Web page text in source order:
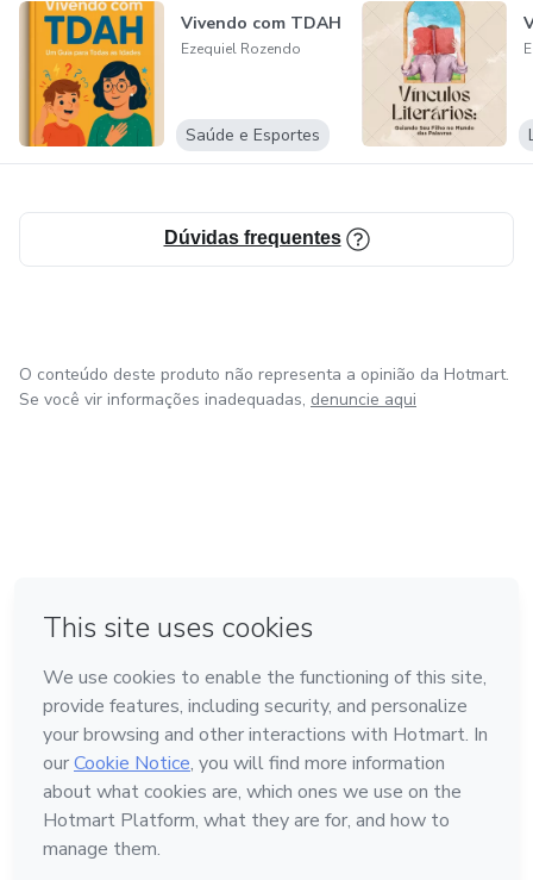
Vivendo com TDAH
Ezequiel Rozendo
Saúde e Esportes
Dúvidas frequentes
O conteúdo deste produto não representa a opinião da Hotmart.
Se você vir informações inadequadas, denuncie aqui
Feito com ❤ em Amsterdam
Conheça a Hotmart
Idioma
Português